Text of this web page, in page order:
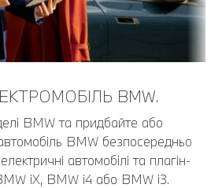
BMW.
BMW та придбайте або
автомобіль BMW безпосередньо
автомобілі та плагін-
iX, BMW i4 або BMW i3.